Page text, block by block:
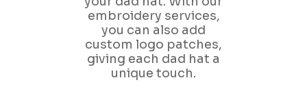
embroidery services,
you can also add
custom logo patches,
giving each dad hat a
unique touch.